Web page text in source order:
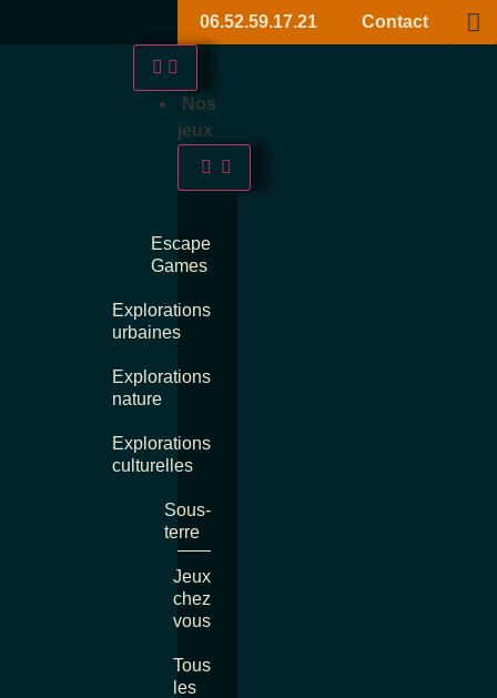
06.52.59.17.21 Contact
Nos
jeux
Escape
Games
Explorations
urbaines
Explorations
nature
Explorations
culturelles
Sous-
terre
Jeux
chez
vous
Tous
les